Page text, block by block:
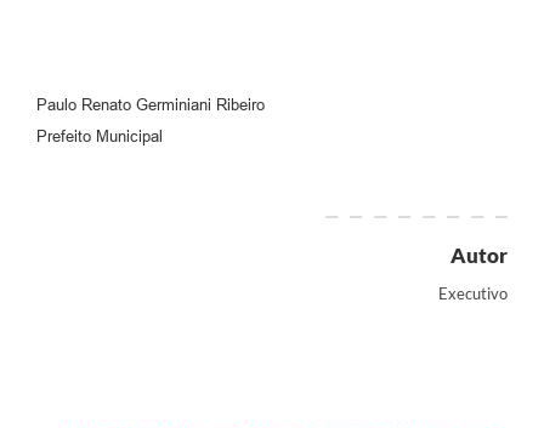
Paulo Renato Germiniani Ribeiro
Prefeito Municipal
Autor
Executivo